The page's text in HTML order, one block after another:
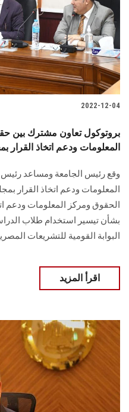
2022-12-04
بروتوكول تعاون مشترك بين
المعلومات ودعم اتخاذ القرار
وقع رئيس الجامعة ومساعد
المعلومات ودعم اتخاذ القرار
الحقوق ومركز المعلومات ودعم
بشأن تيسير استخدام طلاب
البوابة القومية للتشريعات
اقرأ المزيد